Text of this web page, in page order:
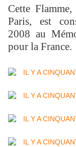
Cette
Paris, est
2008 au
pour la France.